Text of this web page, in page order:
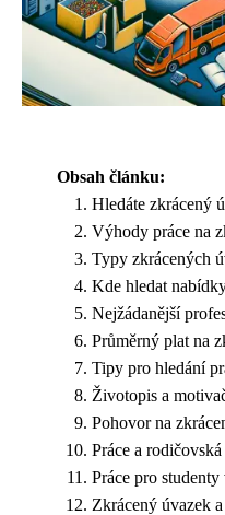
Obsah článku:
Hledáte zkrácený
Výhody práce na
Typy zkrácených
Kde hledat
Nejžádanější
Průměrný plat na
Tipy pro hledání
Životopis a
Pohovor na
Práce a
Práce pro
Zkrácený úvazek